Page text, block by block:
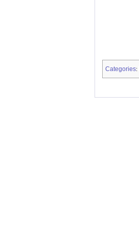
Categories: